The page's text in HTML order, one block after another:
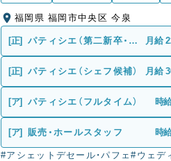
福岡県 福岡市中央区 今泉
[正]
パティシエ（第二新卒・実
務未経験）
月給
[正] パティシエ（シェフ候補） 月給
[ア] パティシエ（フルタイム） 時
[ア] 販売・ホールスタッフ 時
#アシェットデセール・パフェ#ウェデ